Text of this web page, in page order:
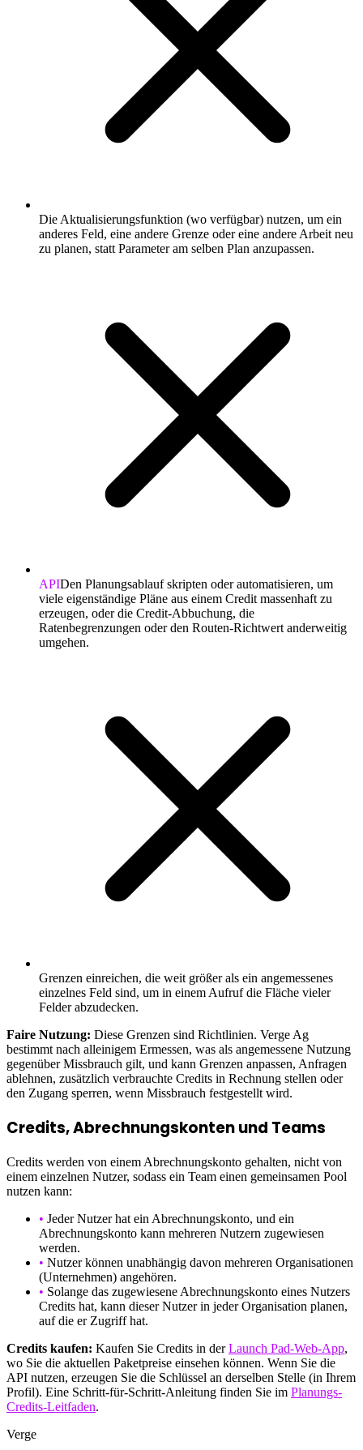
Die Aktualisierungsfunktion (wo verfügbar) nutzen, um ein
anderes Feld, eine andere Grenze oder eine andere Arbeit neu
zu planen, statt Parameter am selben Plan anzupassen.
APIDen Planungsablauf skripten oder automatisieren, um
viele eigenständige Pläne aus einem Credit massenhaft zu
erzeugen, oder die Credit-Abbuchung, die
Ratenbegrenzungen oder den Routen-Richtwert anderweitig
umgehen.
Grenzen einreichen, die weit größer als ein angemessenes
einzelnes Feld sind, um in einem Aufruf die Fläche vieler
Felder abzudecken.
Faire Nutzung: Diese Grenzen sind Richtlinien. Verge Ag
bestimmt nach alleinigem Ermessen, was als angemessene Nutzung
gegenüber Missbrauch gilt, und kann Grenzen anpassen, Anfragen
ablehnen, zusätzlich verbrauchte Credits in Rechnung stellen oder
den Zugang sperren, wenn Missbrauch festgestellt wird.
Credits, Abrechnungskonten und Teams
Credits werden von einem Abrechnungskonto gehalten, nicht von
einem einzelnen Nutzer, sodass ein Team einen gemeinsamen Pool
nutzen kann:
• Jeder Nutzer hat ein Abrechnungskonto, und ein
Abrechnungskonto kann mehreren Nutzern zugewiesen
werden.
• Nutzer können unabhängig davon mehreren Organisationen
(Unternehmen) angehören.
• Solange das zugewiesene Abrechnungskonto eines Nutzers
Credits hat, kann dieser Nutzer in jeder Organisation planen,
auf die er Zugriff hat.
Credits kaufen: Kaufen Sie Credits in derLaunch Pad-Web-App,
wo Sie die aktuellen Paketpreise einsehen können. Wenn Sie die
API nutzen, erzeugen Sie die Schlüssel an derselben Stelle (in Ihrem
Profil). Eine Schritt-für-Schritt-Anleitung finden Sie im Planungs-
Credits-Leitfaden.
Verge